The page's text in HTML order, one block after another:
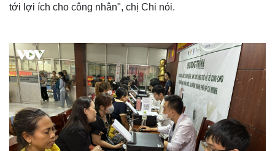
tới lợi ích cho công nhân", chị Chi nói.